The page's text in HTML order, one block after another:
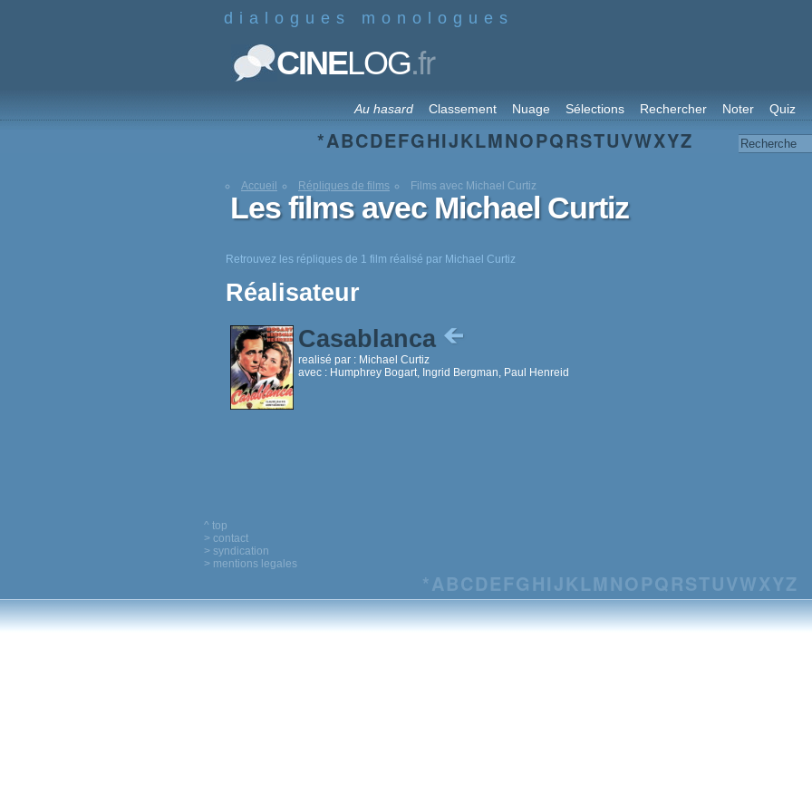
dialogues monologues
CINELOG.fr
Au hasard Classement Nuage Sélections Rechercher Noter Quiz
*ABCDEFGHIJKLMNOPQRSTUVWXYZ
Accueil Répliques de films Films avec Michael Curtiz
Les films avec Michael Curtiz
Retrouvez les répliques de 1 film réalisé par Michael Curtiz
Réalisateur
Casablanca
realisé par : Michael Curtiz
avec : Humphrey Bogart, Ingrid Bergman, Paul Henreid
^ top
> contact
> syndication
> mentions legales
*ABCDEFG HIJ KLM NO PQRSTUVWXYZ